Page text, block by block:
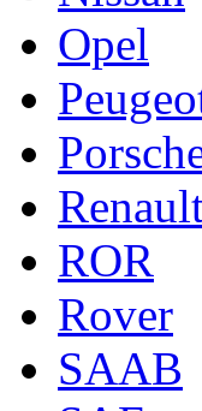
Opel
ROR
Rover
SAAB